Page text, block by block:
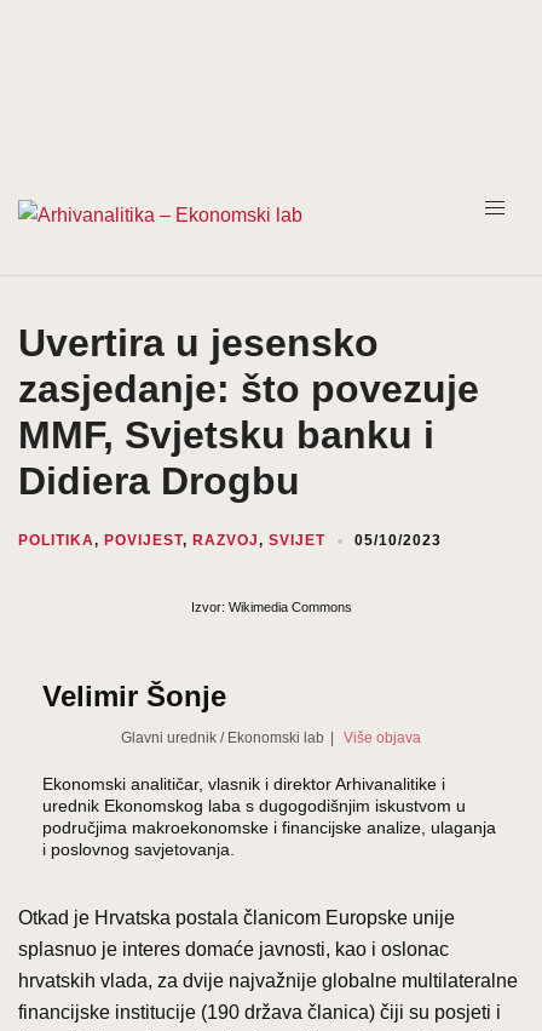
Uvertira u jesensko
zasjedanje: što povezuje
MMF, Svjetsku banku i
Didiera Drogbu
POLITIKA, POVIJEST, RAZVOJ, SVIJET 05/10/2023
Izvor: Wikimedia Commons
Velimir Šonje
Glavni urednik / Ekonomski lab | Više objava
Ekonomski analitičar, vlasnik i direktor Arhivanalitike i
urednik Ekonomskog laba s dugogodišnjim iskustvom u
područjima makroekonomske i financijske analize, ulaganja
i poslovnog savjetovanja.
Otkad je Hrvatska postala članicom Europske unije
splasnuo je interes domaće javnosti, kao i oslonac
hrvatskih vlada, za dvije najvažnije globalne multilateralne
financijske institucije (190 država članica) čiji su posjeti i